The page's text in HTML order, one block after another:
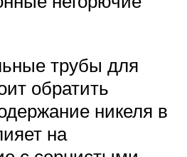
трубы для
обратить
никеля в
на